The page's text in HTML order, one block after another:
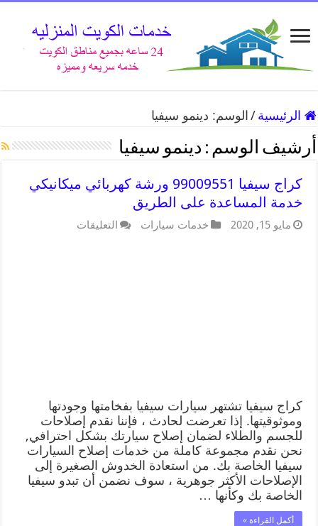
الرئيسية / الوسم: دينمو سيفيا
أرشيف الوسم : دينمو سيفيا
كراج سيفيا 99009551 ورشة كهربائي ميكانيكي
خدمة المساعدة على الطريق
مايو 15, 2020 خدمات سيارات التعليقات
كراج سيفيا تشتهر سيارات سيفيا بفخامتها وجودتها
وموثوقيتها. إذا تعرضت لحادث ، فإننا نقدم إصلاحات
للجسم والطلاء لضمان إصلاح سيارتك بشكل احترافي,
نحن نقدم مجموعة كاملة من خدمات إصلاح السيارات
سيفيا الخاصة بك. من استعادة الخدوش الصغيرة إلى
الإصلاحات الأكثر جوهرية ، سوف نضمن أن تبدو سيفيا
الخاصة بك وكأنها …
أكمل القراءة »